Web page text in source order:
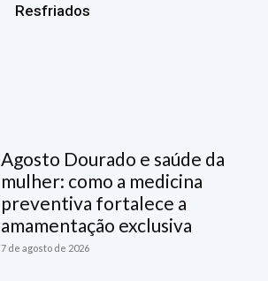
Resfriados
Agosto Dourado e saúde da
mulher: como a medicina
preventiva fortalece a
amamentação exclusiva
7 de agosto de 2026